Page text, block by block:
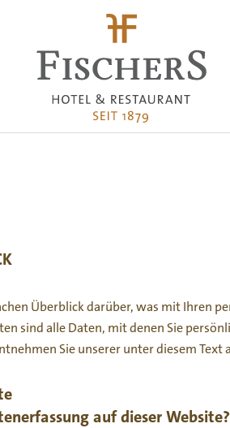
STARTSEITE
Überblick darüber, was mit Ihren
sind alle Daten, mit denen Sie
Sie unserer unter diesem
auf dieser Website?